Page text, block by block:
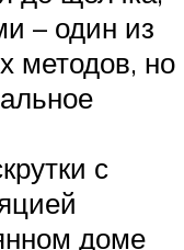
– один из
методов, но
с
доме